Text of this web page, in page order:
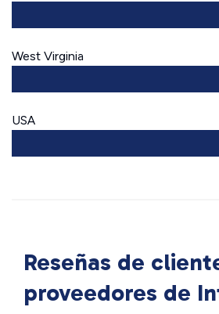
West Virginia
USA
Reseñas de
proveedores de